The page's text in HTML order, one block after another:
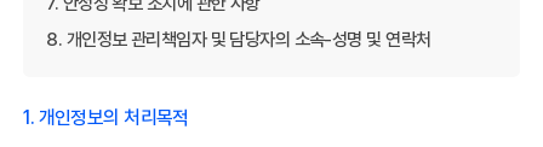
8. 개인정보 관리책임자 및 담당자의 소속-성명 및 연락처
1. 개인정보의 처리목적